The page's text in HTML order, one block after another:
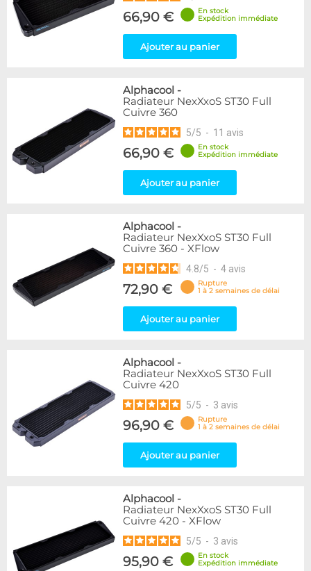
66,90 €
En stock
Expédition immédiate
Ajouter au panier
Alphacool -
Radiateur NexXxoS ST30 Full
Cuivre 360
5/5 - 11 avis
66,90 €
En stock
Expédition immédiate
Ajouter au panier
Alphacool -
Radiateur NexXxoS ST30 Full
Cuivre 360 - XFlow
4.8/5 - 4 avis
72,90 €
Rupture
1 à 2 semaines de délai
Ajouter au panier
Alphacool -
Radiateur NexXxoS ST30 Full
Cuivre 420
5/5 - 3 avis
96,90 €
Rupture
1 à 2 semaines de délai
Ajouter au panier
Alphacool -
Radiateur NexXxoS ST30 Full
Cuivre 420 - XFlow
5/5 - 3 avis
95,90 €
En stock
Expédition immédiate